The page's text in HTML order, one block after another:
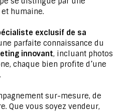
humaine.
exclusif de sa
parfaite connaissance du
innovant, incluant photos
chaque bien profite d’une
sur-mesure, de
Que vous soyez vendeur,